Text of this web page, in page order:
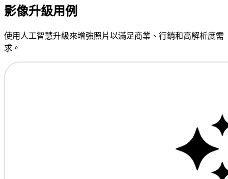
影像升級用例
使用人工智慧升級來增強照片以滿足商業、行銷和高解析度需
求。